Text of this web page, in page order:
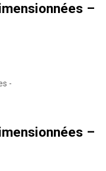
–
–